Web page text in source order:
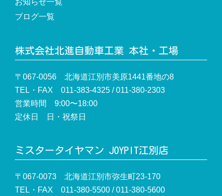
ブログ一覧
株式会社北進自動車工業 本社・工場
〒067-0056 北海道江別市美原1441番地の8
TEL・FAX 011-383-4325 / 011-380-2303
営業時間 9:00〜18:00
定休日 日・祝祭日
ミスタータイヤマン JOYPIT江別店
〒067-0073 北海道江別市弥生町23-170
TEL・FAX 011-380-5500 / 011-380-5600